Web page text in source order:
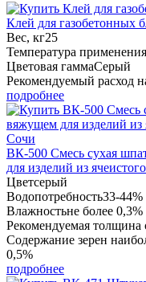
Клей для газобетонных
Вес, кг25
Температура
Цветовая гаммаСерый
Рекомендуемый расход
подробнее
ВК-500 Смесь сухая
для изделий из
Цветсерый
Водопотребность33-44%
Влажностьне более 0,3%
Рекомендуемая толщина
Содержание зерен
0,5%
подробнее